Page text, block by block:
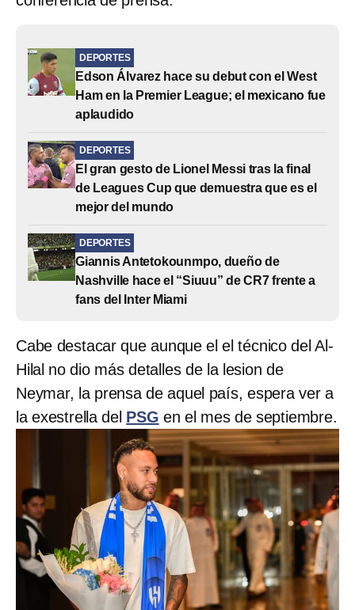
DEPORTES
Edson Álvarez hace su debut con el West
Ham en la Premier League; el mexicano fue
aplaudido
DEPORTES
El gran gesto de Lionel Messi tras la final
de Leagues Cup que demuestra que es el
mejor del mundo
DEPORTES
Giannis Antetokounmpo, dueño de
Nashville hace el “Siuuu” de CR7 frente a
fans del Inter Miami
Cabe destacar que aunque el el técnico del Al-
Hilal no dio más detalles de la lesion de
Neymar, la prensa de aquel país, espera ver a
la exestrella del PSG en el mes de septiembre.